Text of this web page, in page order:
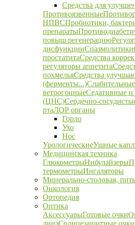
Средства для
Противоязвенные
НПВСПробиотики,
препараты
повыш регенерацию
дисфункцииСпазмолитики
простатитаСредства
регуляторы аппетита
похмельяСредства
(ферменты...)
ветрогонныеСедативные и
(ЦНС)Сердечно-
ртаЛОР органы
Горло
Ухо
Нос
УрологическиеУшные
Медицинская техника
ГлюкометрыНибулайзеры
термометрыИнгаляторы
Минерально-столовая,
Онкология
Ортопедия
Оптика
АксессуарыГотовые очки